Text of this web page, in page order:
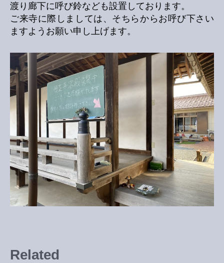
渡り廊下に呼び鈴なども設置しております。
ご来寺に際しましては、そちらからお呼び下さい
ますようお願い申し上げます。
Related